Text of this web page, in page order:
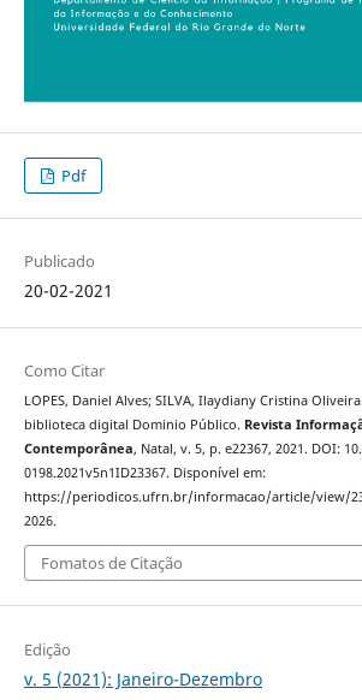
Pdf
Publicado
20-02-2021
Como Citar
LOPES, Daniel Alves; SILVA, Ilaydiany Cristina
biblioteca digital Dominio Público. Revista
Contemporânea, Natal, v. 5, p. e22367, 2021. DOI:
0198.2021v5n1ID23367. Disponível em:
https://periodicos.ufrn.br/informacao/article/view/
2026.
Fomatos de Citação
Edição
v. 5 (2021): Janeiro-Dezembro